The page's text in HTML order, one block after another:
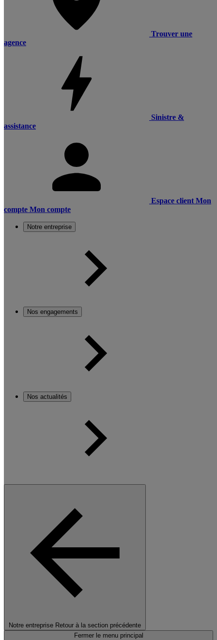
Trouver une
agence
Sinistre &
assistance
Espace client Mon
compte Mon compte
Notre entreprise
Nos engagements
Nos actualités
Notre entreprise Retour à la section précédente
Fermer le menu principal